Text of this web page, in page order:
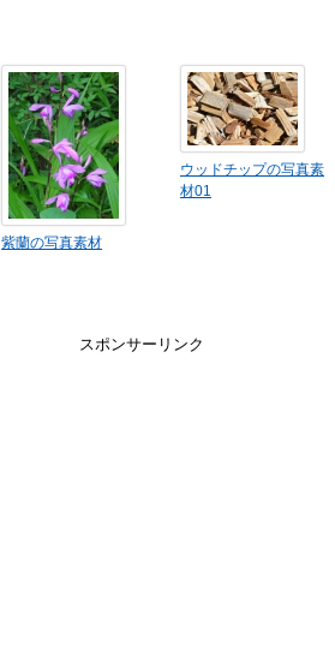
紫蘭の写真素材
ウッドチップの写真素
材01
スポンサーリンク